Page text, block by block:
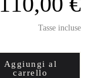
Tasse incluse
Aggiungi al
carrello